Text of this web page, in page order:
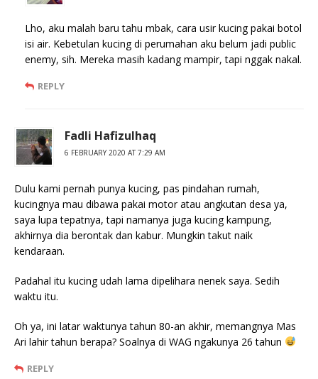
Lho, aku malah baru tahu mbak, cara usir kucing pakai botol
isi air. Kebetulan kucing di perumahan aku belum jadi public
enemy, sih. Mereka masih kadang mampir, tapi nggak nakal.
REPLY
Fadli Hafizulhaq
6 FEBRUARY 2020 AT 7:29 AM
Dulu kami pernah punya kucing, pas pindahan rumah,
kucingnya mau dibawa pakai motor atau angkutan desa ya,
saya lupa tepatnya, tapi namanya juga kucing kampung,
akhirnya dia berontak dan kabur. Mungkin takut naik
kendaraan.
Padahal itu kucing udah lama dipelihara nenek saya. Sedih
waktu itu.
Oh ya, ini latar waktunya tahun 80-an akhir, memangnya Mas
Ari lahir tahun berapa? Soalnya di WAG ngakunya 26 tahun
REPLY